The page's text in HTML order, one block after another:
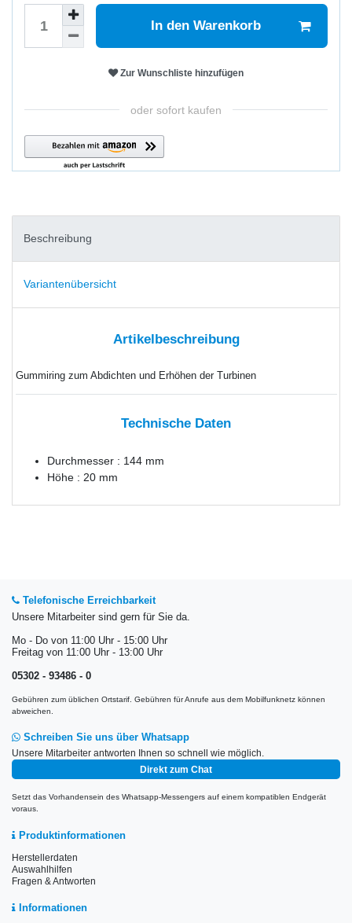
In den Warenkorb
Zur Wunschliste hinzufügen
oder sofort kaufen
Beschreibung
Variantenübersicht
Artikelbeschreibung
Gummiring zum Abdichten und Erhöhen der Turbinen
Technische Daten
Durchmesser : 144 mm
Höhe : 20 mm
Telefonische Erreichbarkeit
Unsere Mitarbeiter sind gern für Sie da.
Mo - Do von 11:00 Uhr - 15:00 Uhr
Freitag von 11:00 Uhr - 13:00 Uhr
05302 - 93486 - 0
Gebühren zum üblichen Ortstarif. Gebühren für Anrufe aus dem Mobilfunknetz können
abweichen.
Schreiben Sie uns über Whatsapp
Unsere Mitarbeiter antworten Ihnen so schnell wie möglich.
Direkt zum Chat
Setzt das Vorhandensein des Whatsapp-Messengers auf einem kompatiblen Endgerät
voraus.
Produktinformationen
Herstellerdaten
Auswahlhilfen
Fragen & Antworten
Informationen